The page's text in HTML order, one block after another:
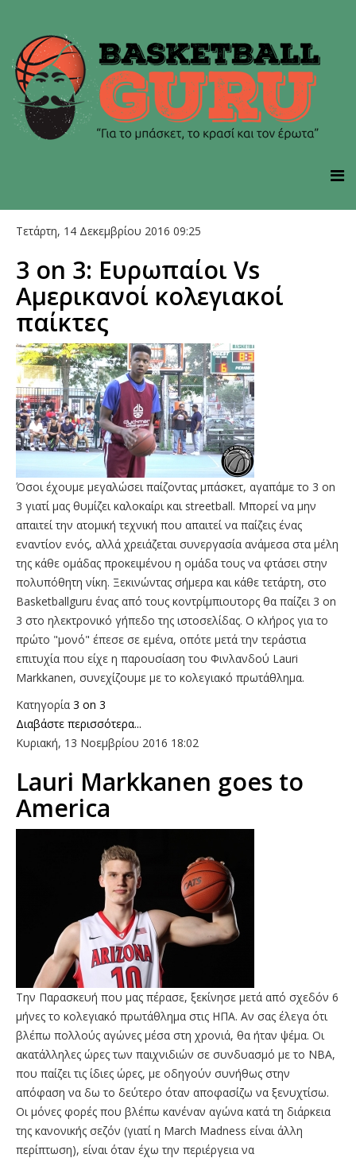
Τετάρτη, 14 Δεκεμβρίου 2016 09:25
3 on 3: Ευρωπαίοι Vs
Αμερικανοί κολεγιακοί
παίκτες
Όσοι έχουμε μεγαλώσει παίζοντας μπάσκετ, αγαπάμε το 3 on
3 γιατί μας θυμίζει καλοκαίρι και streetball. Μπορεί να μην
απαιτεί την ατομική τεχνική που απαιτεί να παίζεις ένας
εναντίον ενός, αλλά χρειάζεται συνεργασία ανάμεσα στα μέλη
της κάθε ομάδας προκειμένου η ομάδα τους να φτάσει στην
πολυπόθητη νίκη. Ξεκινώντας σήμερα και κάθε τετάρτη, στο
Basketballguru ένας από τους κοντρίμπιουτορς θα παίζει 3 on
3 στο ηλεκτρονικό γήπεδο της ιστοσελίδας. Ο κλήρος για το
πρώτο "μονό" έπεσε σε εμένα, οπότε μετά την τεράστια
επιτυχία που είχε η παρουσίαση του Φινλανδού Lauri
Markkanen, συνεχίζουμε με το κολεγιακό πρωτάθλημα.
Κατηγορία 3 on 3
Διαβάστε περισσότερα...
Κυριακή, 13 Νοεμβρίου 2016 18:02
Lauri Markkanen goes to
America
Την Παρασκευή που μας πέρασε, ξεκίνησε μετά από σχεδόν 6
μήνες το κολεγιακό πρωτάθλημα στις ΗΠΑ. Αν σας έλεγα ότι
βλέπω πολλούς αγώνες μέσα στη χρονιά, θα ήταν ψέμα. Οι
ακατάλληλες ώρες των παιχνιδιών σε συνδυασμό με το ΝΒΑ,
που παίζει τις ίδιες ώρες, με οδηγούν συνήθως στην
απόφαση να δω το δεύτερο όταν αποφασίζω να ξενυχτίσω.
Οι μόνες φορές που βλέπω κανέναν αγώνα κατά τη διάρκεια
της κανονικής σεζόν (γιατί η March Madness είναι άλλη
περίπτωση), είναι όταν έχω την περιέργεια να